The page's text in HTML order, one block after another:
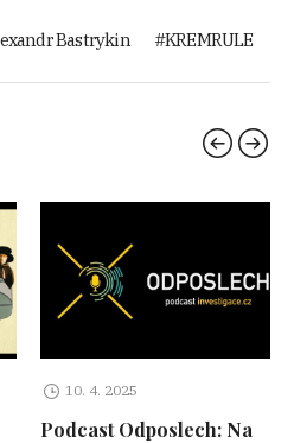
Bastrykin KREMRULE
10. 4. 2025
Podcast Odposlech: Na